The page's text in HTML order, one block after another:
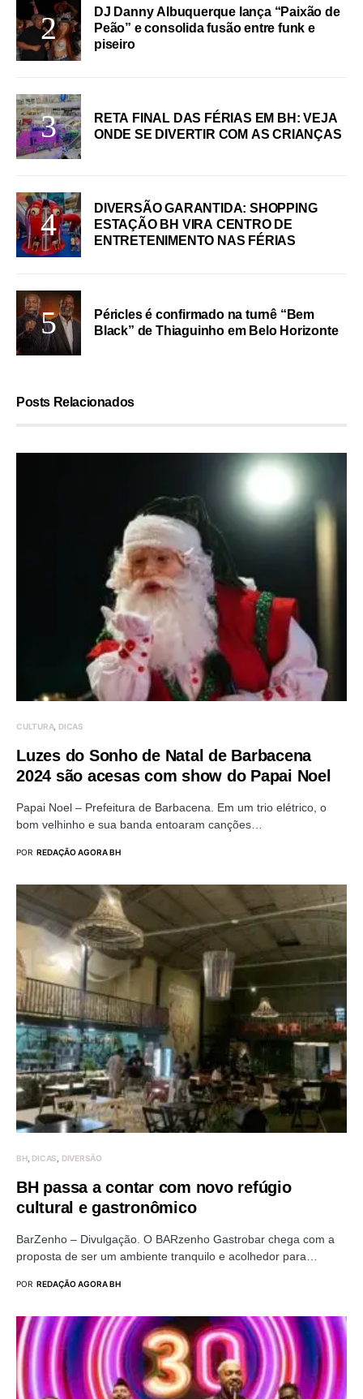
DJ Danny Albuquerque lança “Paixão de
Peão” e consolida fusão entre funk e
piseiro
RETA FINAL DAS FÉRIAS EM BH: VEJA
ONDE SE DIVERTIR COM AS CRIANÇAS
DIVERSÃO GARANTIDA: SHOPPING
ESTAÇÃO BH VIRA CENTRO DE
ENTRETENIMENTO NAS FÉRIAS
Péricles é confirmado na turnê “Bem
Black” de Thiaguinho em Belo Horizonte
Posts Relacionados
CULTURA DICAS
Luzes do Sonho de Natal de Barbacena
2024 são acesas com show do Papai Noel
Papai Noel – Prefeitura de Barbacena. Em um trio elétrico, o
bom velhinho e sua banda entoaram canções…
POR REDAÇÃO AGORA BH
BH DICAS DIVERSÃO
BH passa a contar com novo refúgio
cultural e gastronômico
BarZenho – Divulgação. O BARzenho Gastrobar chega com a
proposta de ser um ambiente tranquilo e acolhedor para…
POR REDAÇÃO AGORA BH